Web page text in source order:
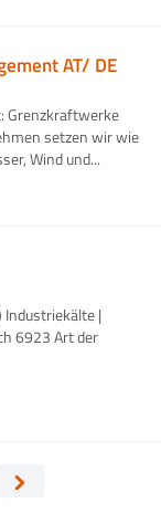
AT/ DE
Grenzkraftwerke
setzen wir wie
Wind und...
|
6923 Art der